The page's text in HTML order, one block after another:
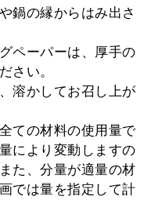
鍋の縁からはみ出さ
ペーパーは、厚手の
さい。
溶かしてお召し上が
ての材料の使用量で
により変動しますの
た、分量が適量の材
では量を指定して計